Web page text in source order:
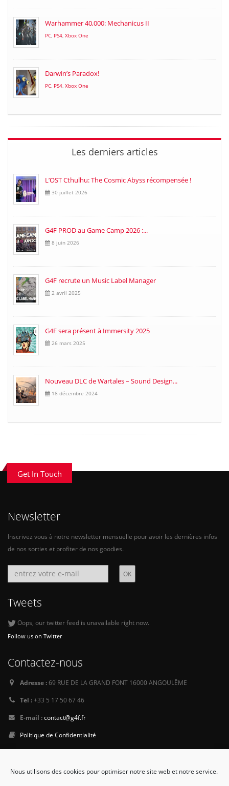
Nous utilisons des cookies pour optimiser notre site web et notre service.
Warhammer 40,000: Mechanicus II
PC, PS4, Xbox One
Darwin’s Paradox!
PC, PS4, Xbox One
Les derniers articles
L’OST Cthulhu: The Cosmic Abyss récompensée !
30 juillet 2026
G4F PROD au Game Camp 2026 :...
8 juin 2026
G4F recrute un Music Label Manager
2 avril 2025
G4F sera présent à Immersity 2025
26 mars 2025
Nouveau DLC de Wartales – Sound Design...
18 décembre 2024
Get In Touch
Newsletter
Inscrivez vous à notre newsletter mensuelle pour avoir les dernières infos
de nos sorties et profiter de nos goodies.
Tweets
Oops, our twitter feed is unavailable right now.
Follow us on Twitter
Contactez-nous
Adresse :69 RUE DE LA GRAND FONT 16000 ANGOULÊME
Tel :+33 5 17 50 67 46
E-mail :contact@g4f.fr
Politique de Confidentialité